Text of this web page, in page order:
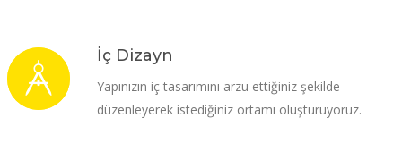
İç Dizayn
Yapınızın iç tasarımını arzu ettiğiniz şekilde
düzenleyerek istediğiniz ortamı oluşturuyoruz.